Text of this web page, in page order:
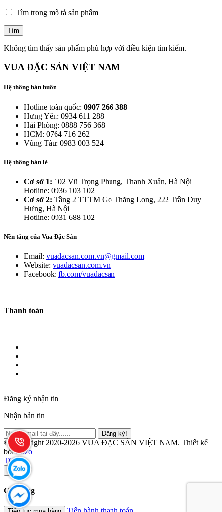
Tìm trong mô tả sản phẩm
Không tìm thấy sản phẩm phù hợp với điều kiện tìm kiếm.
VUA ĐẶC SẢN VIỆT NAM
Hệ thống bán buôn
Hotline toàn quốc: 0907 266 388
Hưng Yên: 0934 611 288
Hải Phòng: 0888 756 368
HCM: 0764 716 262
Vũng Tàu: 0983 003 524
Hệ thống bán lẻ
Cơ sở 1: 102 Vũ Trọng Phụng, Thanh Xuân, Hà Nội
Hotline: 0936 103 102
Cơ sở 2: Tầng 2 TTTM Go Thăng Long, 222 Trần Duy
Hưng, Hà Nội
Hotline: 0931 688 102
Nền tảng của Vua Đặc Sản
Email: vuadacsan.com.vn@gmail.com
Website: vuadacsan.com.vn
Facebook: fb.com/vuadacsan
Thanh toán
Đăng ký nhận tin
Nhận bản tin
Đăng ký!
© Copyright 2020-2026 VUA ĐẶC SẢN VIỆT NAM. Thiết kế
bởiZozo
TOP
×
Giỏ hàng